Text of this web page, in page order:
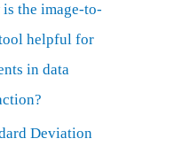
is the image-to-
helpful for
in data
Deviation